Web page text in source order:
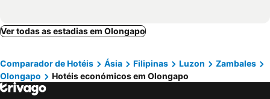
Ver todas as estadias em Olongapo
Comparador de Hotéis Ásia Filipinas Luzon
Zambales
Olongapo
Hotéis económicos em Olongapo